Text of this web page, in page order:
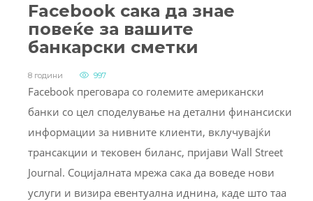
Facebook сака да знае
повеќе за вашите
банкарски сметки
8 години 997
Facebook преговара со големите американски
банки со цел споделување на детални финансиски
информации за нивните клиенти, вклучувајќи
трансакции и тековен биланс, пријави Wall Street
Journal. Социјалната мрежа сака да воведе нови
услуги и визира евентуалнa иднина, каде што таа